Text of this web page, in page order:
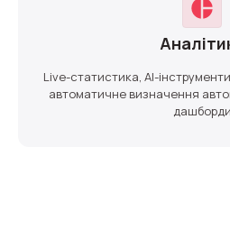
Live-статистика, AI-
автоматичне визначення
дашборди